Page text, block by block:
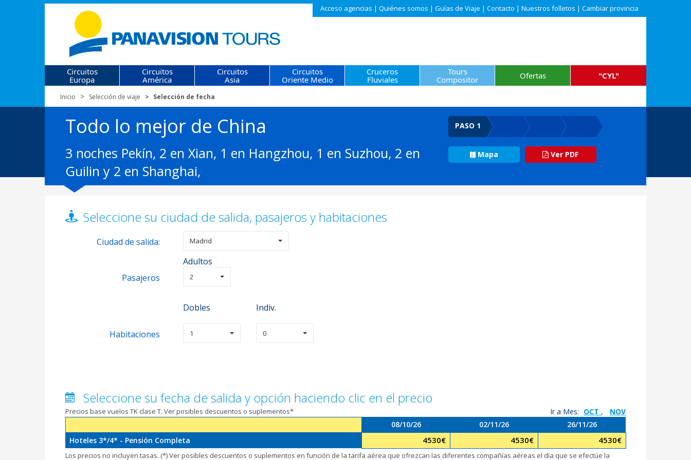
Acceso agencias | Quiénes somos | Guías de Viaje | Contacto | Nuestros folletos | Cambiar provincia
Circuitos
Europa
Circuitos
América
Circuitos
Asia
Circuitos
Oriente Medio
Cruceros
Fluviales
Tours
Compositor
Ofertas "CYL"
Inicio Selección de viaje Selección de fecha
Todo lo mejor de China
3 noches Pekín, 2 en Xian, 1 en Hangzhou, 1 en Suzhou, 2 en
Guilin y 2 en Shanghai,
PASO 1
Mapa Ver PDF
Seleccione su ciudad de salida, pasajeros y habitaciones
Ciudad de salida: Madrid
Adultos
Pasajeros
2
Dobles Indiv.
Habitaciones 1 0
Seleccione su fecha de salida y opción haciendo clic en el precio
Precios base vuelos TK clase T. Ver posibles descuentos o suplementos* Ir a Mes: OCT ,
NOV
08/10/26
02/11/26
26/11/26
Hoteles 3*/4* - Pensión Completa
4530€ 4530€ 4530€
Los precios no incluyen tasas. (*) Ver posibles descuentos o suplementos en función de la tarifa aérea que ofrezcan las diferentes compañías aéreas el día que se efectúe la